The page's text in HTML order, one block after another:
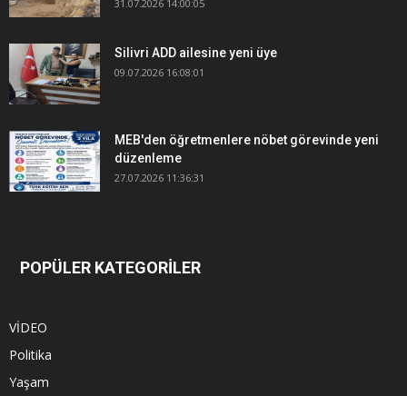
31.07.2026 14:00:05
Silivri ADD ailesine yeni üye
09.07.2026 16:08:01
MEB'den öğretmenlere nöbet görevinde yeni
düzenleme
27.07.2026 11:36:31
POPÜLER KATEGORİLER
VİDEO
Politika
Yaşam